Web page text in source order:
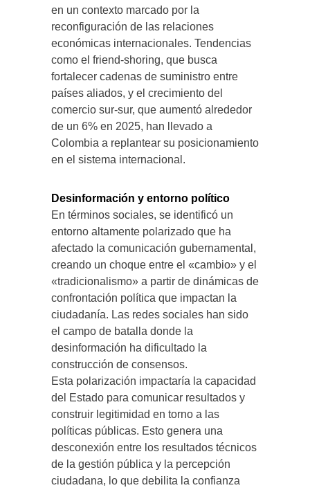
en un contexto marcado por la
reconfiguración de las relaciones
económicas internacionales. Tendencias
como el friend-shoring, que busca
fortalecer cadenas de suministro entre
países aliados, y el crecimiento del
comercio sur-sur, que aumentó alrededor
de un 6% en 2025, han llevado a
Colombia a replantear su posicionamiento
en el sistema internacional.
Desinformación y entorno político
En términos sociales, se identificó un
entorno altamente polarizado que ha
afectado la comunicación gubernamental,
creando un choque entre el «cambio» y el
«tradicionalismo» a partir de dinámicas de
confrontación política que impactan la
ciudadanía. Las redes sociales han sido
el campo de batalla donde la
desinformación ha dificultado la
construcción de consensos.
Esta polarización impactaría la capacidad
del Estado para comunicar resultados y
construir legitimidad en torno a las
políticas públicas. Esto genera una
desconexión entre los resultados técnicos
de la gestión pública y la percepción
ciudadana, lo que debilita la confianza